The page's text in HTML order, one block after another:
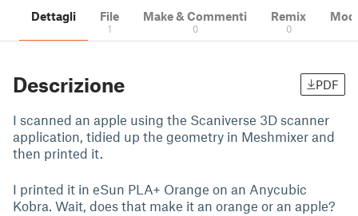
Dettagli File
1
Make & Commenti
0
Remix
0
Descrizione PDF
I scanned an apple using the Scaniverse 3D scanner
application, tidied up the geometry in Meshmixer and
then printed it.
I printed it in eSun PLA+ Orange on an Anycubic
Kobra. Wait, does that make it an orange or an apple?